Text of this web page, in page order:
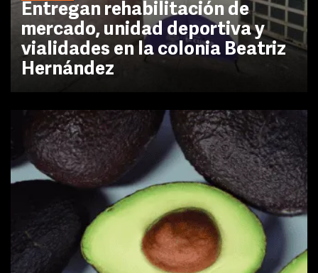
Entregan rehabilitación de
mercado, unidad deportiva y
vialidades en la colonia Beatriz
Hernández